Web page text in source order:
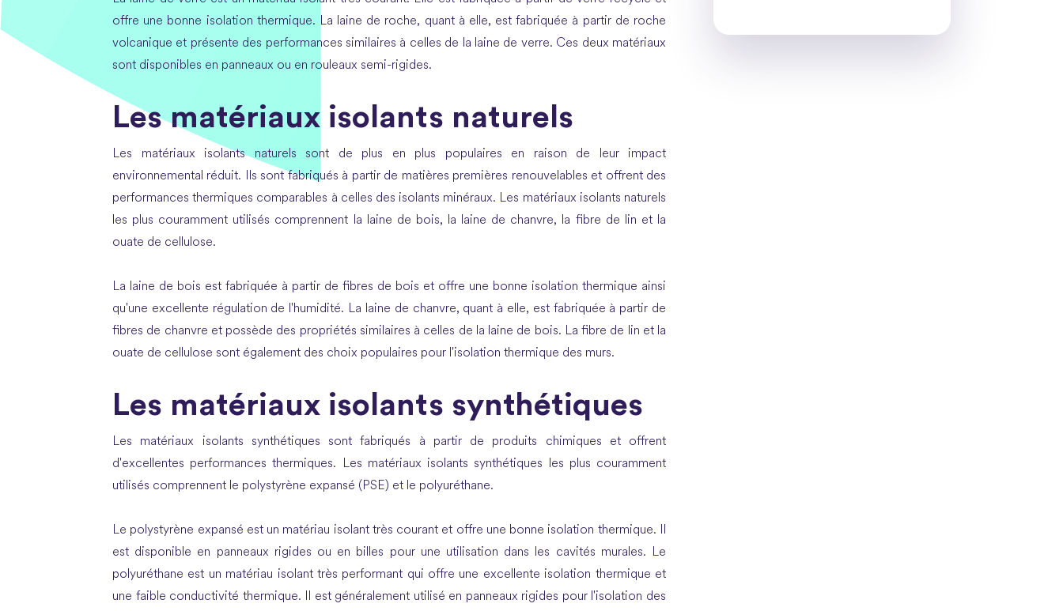
offre une bonne isolation thermique. La laine de roche, quant à elle, est fabriquée à partir de roche
volcanique et présente des performances similaires à celles de la laine de verre. Ces deux matériaux
sont disponibles en panneaux ou en rouleaux semi-rigides.
Les matériaux isolants naturels
Les matériaux isolants naturels sont de plus en plus populaires en raison de leur impact
environnemental réduit. Ils sont fabriqués à partir de matières premières renouvelables et offrent des
performances thermiques comparables à celles des isolants minéraux. Les matériaux isolants naturels
les plus couramment utilisés comprennent la laine de bois, la laine de chanvre, la fibre de lin et la
ouate de cellulose.
La laine de bois est fabriquée à partir de fibres de bois et offre une bonne isolation thermique ainsi
qu'une excellente régulation de l'humidité. La laine de chanvre, quant à elle, est fabriquée à partir de
fibres de chanvre et possède des propriétés similaires à celles de la laine de bois. La fibre de lin et la
ouate de cellulose sont également des choix populaires pour l'isolation thermique des murs.
Les matériaux isolants synthétiques
Les matériaux isolants synthétiques sont fabriqués à partir de produits chimiques et offrent
d'excellentes performances thermiques. Les matériaux isolants synthétiques les plus couramment
utilisés comprennent le polystyrène expansé (PSE) et le polyuréthane.
Le polystyrène expansé est un matériau isolant très courant et offre une bonne isolation thermique. Il
est disponible en panneaux rigides ou en billes pour une utilisation dans les cavités murales. Le
polyuréthane est un matériau isolant très performant qui offre une excellente isolation thermique et
une faible conductivité thermique. Il est généralement utilisé en panneaux rigides pour l'isolation des